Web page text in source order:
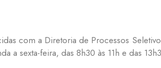
com a Diretoria de Processos
a sexta-feira, das 8h30 às 11h e das